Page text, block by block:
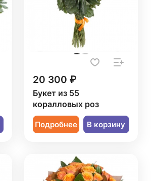
20 300 ₽
Букет из 55
коралловых роз
Подробнее В корзину